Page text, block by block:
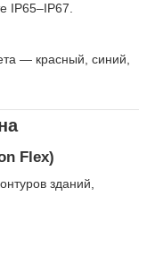
IP65–IP67.
— красный, синий,
Flex)
зданий,